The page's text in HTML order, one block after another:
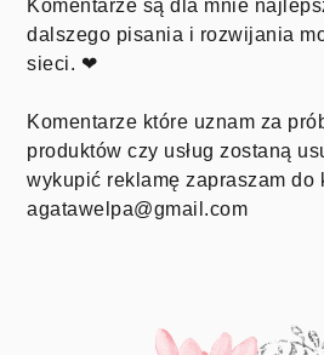
Komentarze są dla mnie
dalszego pisania i rozwijania
sieci. ❤
Komentarze które uznam za
produktów czy usług zostaną
wykupić reklamę zapraszam do
agatawelpa@gmail.com